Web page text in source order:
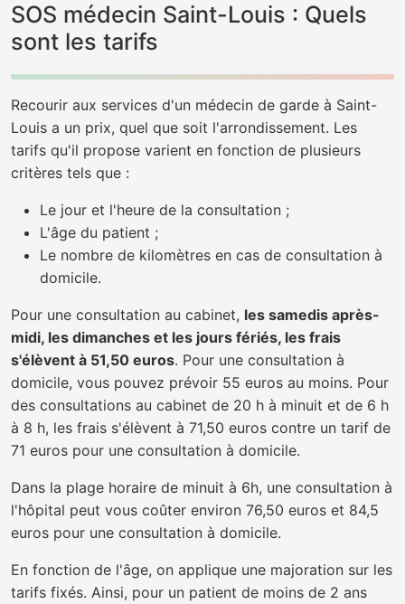
SOS médecin Saint-Louis : Quels
sont les tarifs
Recourir aux services d'un médecin de garde à Saint-
Louis a un prix, quel que soit l'arrondissement. Les
tarifs qu'il propose varient en fonction de plusieurs
critères tels que :
Le jour et l'heure de la consultation ;
L'âge du patient ;
Le nombre de kilomètres en cas de consultation à
domicile.
Pour une consultation au cabinet, les samedis après-
midi, les dimanches et les jours fériés, les frais
s'élèvent à 51,50 euros. Pour une consultation à
domicile, vous pouvez prévoir 55 euros au moins. Pour
des consultations au cabinet de 20 h à minuit et de 6 h
à 8 h, les frais s'élèvent à 71,50 euros contre un tarif de
71 euros pour une consultation à domicile.
Dans la plage horaire de minuit à 6h, une consultation à
l'hôpital peut vous coûter environ 76,50 euros et 84,5
euros pour une consultation à domicile.
En fonction de l'âge, on applique une majoration sur les
tarifs fixés. Ainsi, pour un patient de moins de 2 ans